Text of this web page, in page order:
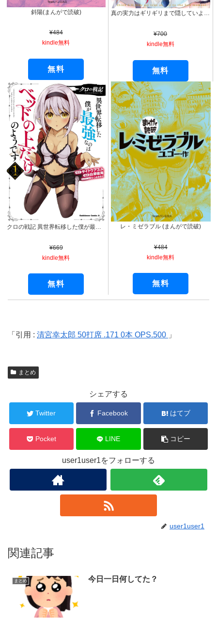
斜陽(まんがで読破)
¥484
kindle無料
無料
真の実力はギリギリまで隠していようと思う １ (電撃コミックスNEXT)
¥700
kindle無料
無料
クロの戦記 異世界転移した僕が最強なのはベッドの上だけのようです （１） (角川コミックス・エース)
¥669
kindle無料
無料
レ・ミゼラブル (まんがで読破)
¥484
kindle無料
無料
引用 : 清宮幸太郎 50打席 .171 0本 OPS.500
まとめ
シェアする
Twitter Facebook はてブ
Pocket LINE コピー
user1user1をフォローする
user1user1
関連記事
まとめ 今日一日何してた？